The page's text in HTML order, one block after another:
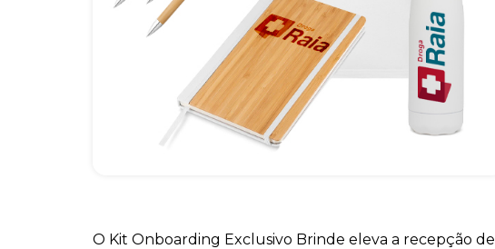
O Kit Onboarding Exclusivo Brinde eleva a recepção